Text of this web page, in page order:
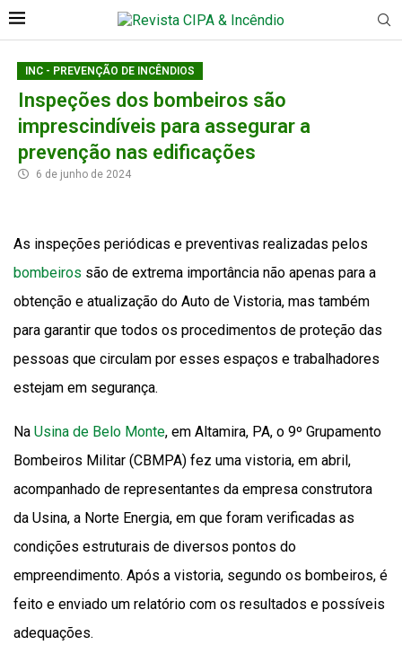
INC - PREVENÇÃO DE INCÊNDIOS
Inspeções dos bombeiros são
imprescindíveis para assegurar a
prevenção nas edificações
6 de junho de 2024
As inspeções periódicas e preventivas realizadas pelos
bombeiros são de extrema importância não apenas para a
obtenção e atualização do Auto de Vistoria, mas também
para garantir que todos os procedimentos de proteção das
pessoas que circulam por esses espaços e trabalhadores
estejam em segurança.
Na Usina de Belo Monte, em Altamira, PA, o 9º Grupamento
Bombeiros Militar (CBMPA) fez uma vistoria, em abril,
acompanhado de representantes da empresa construtora
da Usina, a Norte Energia, em que foram verificadas as
condições estruturais de diversos pontos do
empreendimento. Após a vistoria, segundo os bombeiros, é
feito e enviado um relatório com os resultados e possíveis
adequações.